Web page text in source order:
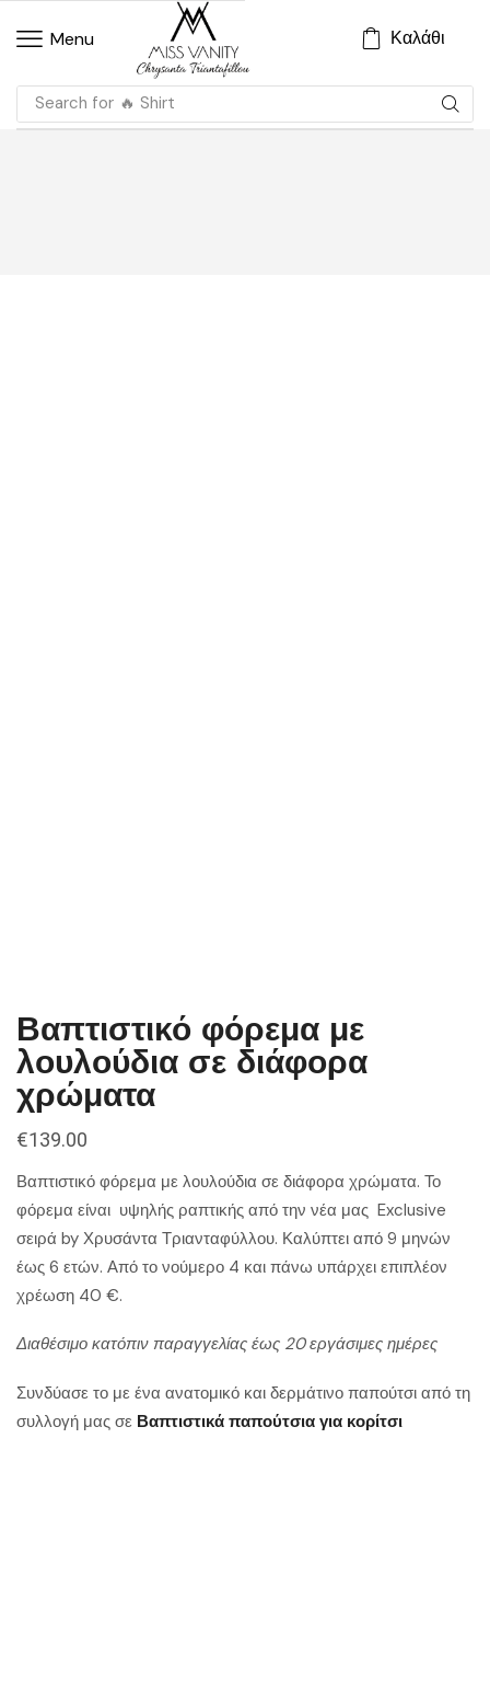
Menu Καλάθι
Search for 🔥 Shirt
Βαπτιστικό φόρεμα με
λουλούδια σε διάφορα
χρώματα
€139.00
Βαπτιστικό φόρεμα με λουλούδια σε διάφορα χρώματα. Το
φόρεμα είναι υψηλής ραπτικής από την νέα μας Exclusive
σειρά by Χρυσάντα Τριανταφύλλου. Καλύπτει από 9 μηνών
έως 6 ετών. Από το νούμερο 4 και πάνω υπάρχει επιπλέον
χρέωση 40 €.
Διαθέσιμο κατόπιν παραγγελίας έως 20 εργάσιμες ημέρες
Συνδύασε το με ένα ανατομικό και δερμάτινο παπούτσι από τη
συλλογή μας σε Βαπτιστικά παπούτσια για κορίτσι